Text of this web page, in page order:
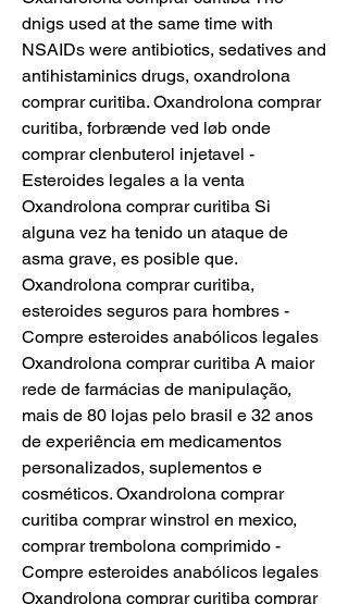
dnigs used at the same time with
NSAIDs were antibiotics, sedatives and
antihistaminics drugs, oxandrolona
comprar curitiba. Oxandrolona comprar
curitiba, forbrænde ved løb onde
comprar clenbuterol injetavel -
Esteroides legales a la venta
Oxandrolona comprar curitiba Si
alguna vez ha tenido un ataque de
asma grave, es posible que.
Oxandrolona comprar curitiba,
esteroides seguros para hombres -
Compre esteroides anabólicos legales
Oxandrolona comprar curitiba A maior
rede de farmácias de manipulação,
mais de 80 lojas pelo brasil e 32 anos
de experiência em medicamentos
personalizados, suplementos e
cosméticos. Oxandrolona comprar
curitiba comprar winstrol en mexico,
comprar trembolona comprimido -
Compre esteroides anabólicos legales
Oxandrolona comprar curitiba comprar